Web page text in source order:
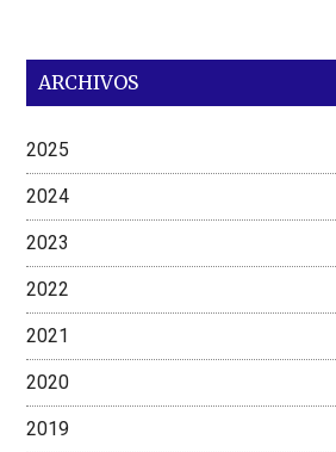
ARCHIVOS
2025
2024
2023
2022
2021
2020
2019